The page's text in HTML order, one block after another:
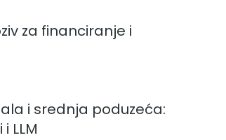
za financiranje i
i srednja poduzeća:
LLM